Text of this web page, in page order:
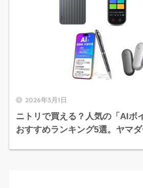
2026年3月1日
ニトリで買える？人気の「AIボ
おすすめランキング5選。ヤマ